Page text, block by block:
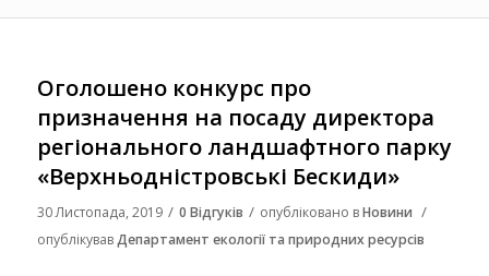
Оголошено конкурс про
призначення на посаду директора
регіонального ландшафтного парку
«Верхньодністровські Бескиди»
30 Листопада, 2019 / 0 Відгуків / опубліковано вНовини /
опублікувавДепартамент екології та природних ресурсів